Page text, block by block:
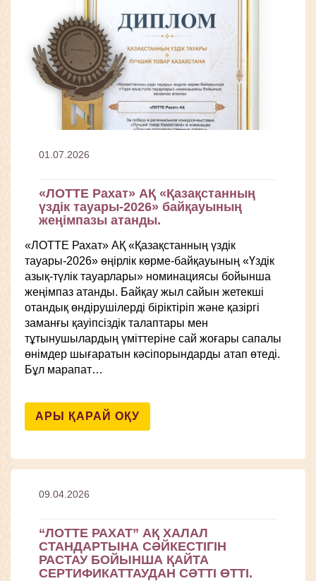
01.07.2026
«ЛОТТЕ Рахат» АҚ «Қазақстанның
үздік тауары-2026» байқауының
жеңімпазы атанды.
«ЛОТТЕ Рахат» АҚ «Қазақстанның үздік
тауары-2026» өңірлік көрме-байқауының «Үздік
азық-түлік тауарлары» номинациясы бойынша
жеңімпаз атанды. Байқау жыл сайын жетекші
отандық өндірушілерді біріктіріп және қазіргі
заманғы қауіпсіздік талаптары мен
тұтынушылардың үміттеріне сай жоғары сапалы
өнімдер шығаратын кәсіпорындарды атап өтеді.
Бұл марапат…
АРЫ ҚАРАЙ ОҚУ
09.04.2026
“ЛОТТЕ РАХАТ” АҚ ХАЛАЛ
СТАНДАРТЫНА СӘЙКЕСТІГІН
РАСТАУ БОЙЫНША ҚАЙТА
СЕРТИФИКАТТАУДАН СӘТТІ ӨТТІ.